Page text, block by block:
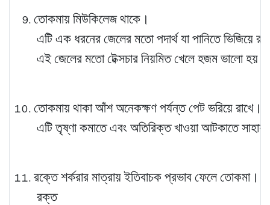
তোকমায় মিউকিলেজ থাকে।
এটি এক ধরনের জেলের মতো পদার্থ যা পানিতে ভিজিয়ে
এই জেলের মতো টেক্সচার নিয়মিত খেলে হজম ভালো হয়।
তোকমায় থাকা আঁশ অনেকক্ষণ পর্যন্ত পেট ভরিয়ে রাখে।
এটি তৃষ্ণা কমাতে এবং অতিরিক্ত খাওয়া আটকাতে
রক্তে শর্করার মাত্রায় ইতিবাচক প্রভাব ফেলে তোকমা।
রক্ত ​​